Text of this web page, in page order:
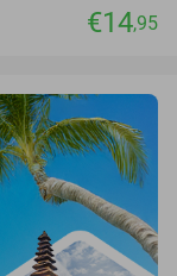
€14,95